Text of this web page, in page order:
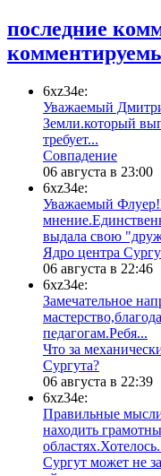
последние
6xz34e:
Уважаемый
Земли.который
требует...
​Совпадение
06 августа в 23:00
6xz34e:
Уважаемый
выдала свою
​Ядро центра
06 августа в 22:46
6xz34e:
Замечательное
педагогам.Ребя...
​Что за
Сургута?
06 августа в 22:39
6xz34e:
Правильные
находить
Сургут может не